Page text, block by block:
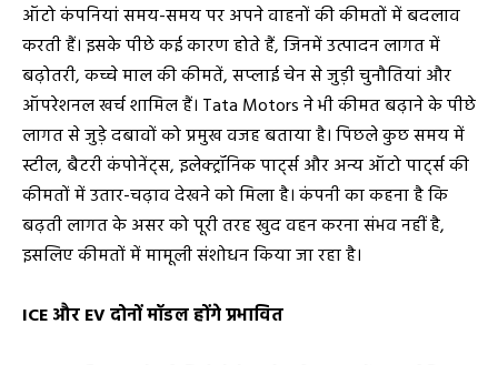
ऑटो कंपनियां समय-समय पर अपने वाहनों की कीमतों में बदलाव
करती हैं। इसके पीछे कई कारण होते हैं, जिनमें उत्पादन लागत में
बढ़ोतरी, कच्चे माल की कीमतें, सप्लाई चेन से जुड़ी चुनौतियां और
ऑपरेशनल खर्च शामिल हैं। Tata Motors ने भी कीमत बढ़ाने के पीछे
लागत से जुड़े दबावों को प्रमुख वजह बताया है। पिछले कुछ समय में
स्टील, बैटरी कंपोनेंट्स, इलेक्ट्रॉनिक पार्ट्स और अन्य ऑटो पार्ट्स की
कीमतों में उतार-चढ़ाव देखने को मिला है। कंपनी का कहना है कि
बढ़ती लागत के असर को पूरी तरह खुद वहन करना संभव नहीं है,
इसलिए कीमतों में मामूली संशोधन किया जा रहा है।
ICE और EV दोनों मॉडल होंगे प्रभावित